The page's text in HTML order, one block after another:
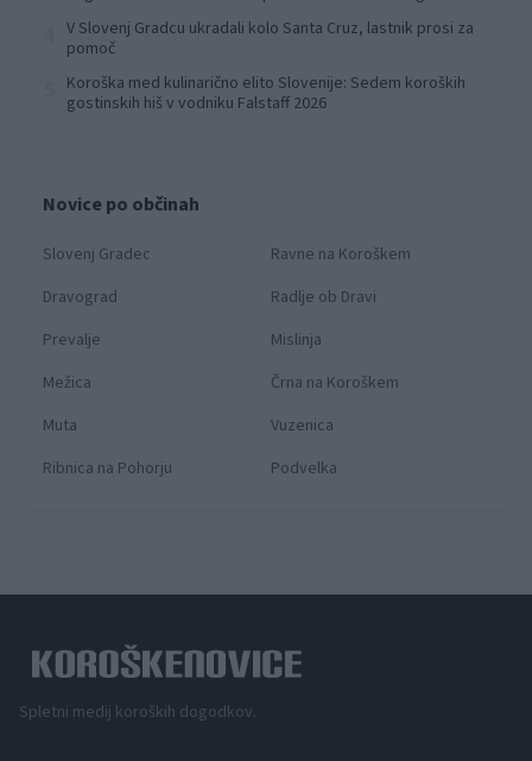
V Slovenj Gradcu ukradali kolo Santa Cruz, lastnik prosi za
pomoč
Koroška med kulinarično elito Slovenije: Sedem koroških
gostinskih hiš v vodniku Falstaff 2026
Novice po občinah
Slovenj Gradec
Ravne na Koroškem
Dravograd
Radlje ob Dravi
Prevalje
Mislinja
Mežica
Črna na Koroškem
Muta
Vuzenica
Ribnica na Pohorju
Podvelka
Spletni medij koroških dogodkov.